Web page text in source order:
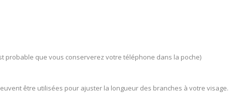
probable que vous conserverez votre téléphone dans la poche)
être utilisées pour ajuster la longueur des branches à votre visage.